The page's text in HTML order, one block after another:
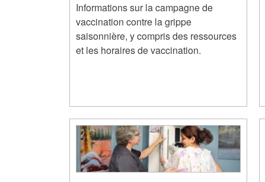
Informations sur la campagne de
vaccination contre la grippe
saisonnière, y compris des ressources
et les horaires de vaccination.